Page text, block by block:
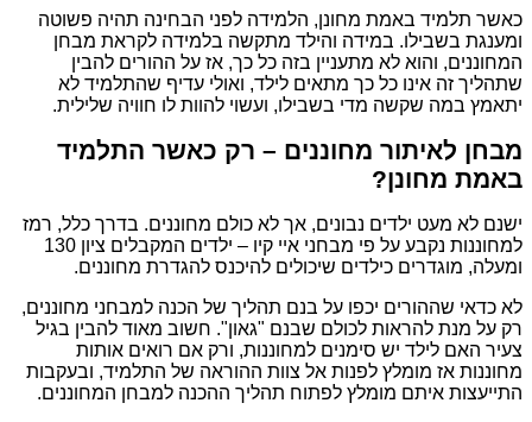
כאשר תלמיד באמת מחונן, הלמידה לפני הבחינה תהיה פשוטה
ומענגת בשבילו. במידה והילד מתקשה בלמידה לקראת מבחן
המחוננים, והוא לא מתעניין בזה כל כך, אז על ההורים להבין
שתהליך זה אינו כל כך מתאים לילד, ואולי עדיף שהתלמיד לא
יתאמץ במה שקשה מדי בשבילו, ועשוי להוות לו חוויה שלילית.
מבחן לאיתור מחוננים – רק כאשר התלמיד
באמת מחונן?
ישנם לא מעט ילדים נבונים, אך לא כולם מחוננים. בדרך כלל, רמז
למחוננות נקבע על פי מבחני איי קיו – ילדים המקבלים ציון 130
ומעלה, מוגדרים כילדים שיכולים להיכנס להגדרת מחוננים.
לא כדאי שההורים יכפו על בנם תהליך של הכנה למבחני מחוננים,
רק על מנת להראות לכולם שבנם "גאון". חשוב מאוד להבין בגיל
צעיר האם לילד יש סימנים למחוננות, ורק אם רואים אותות
מחוננות אז מומלץ לפנות אל צוות ההוראה של התלמיד, ובעקבות
התייעצות איתם מומלץ לפתוח תהליך ההכנה למבחן המחוננים.